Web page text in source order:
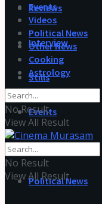
Reviews
Interview
Stills
Events
Videos
Political News
Events
Videos
Political News
Other News
Cooking
Astrology
No Result
View All Result
No Result
View All Result